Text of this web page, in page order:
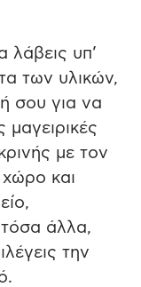
λάβεις υπ’
των υλικών,
σου για να
μαγειρικές
με τον
και
τόσα άλλα,
την